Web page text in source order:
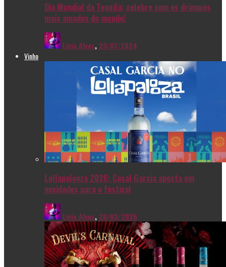
Dia Mundial da Tequila: celebre com os drinques
mais amados do mundo!
Livia Alves, 23/07/2024
Vinho
Lollapalooza 2026: Casal Garcia aposta em
novidades para o festival
Livia Alves, 20/03/2026